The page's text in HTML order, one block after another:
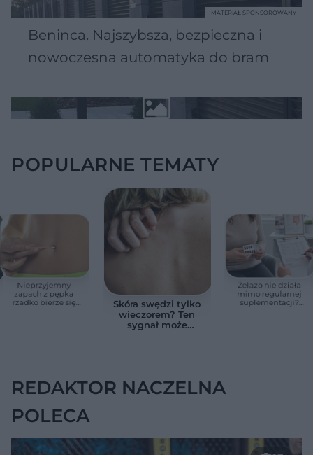
Beninca. Najszybsza, bezpieczna i
nowoczesna automatyka do bram
MATERIAŁ SPONSOROWANY
POPULARNE TEMATY
Nieprzyjemny
zapach z pępka
rzadko bierze się
Skóra swędzi tylko
wieczorem? Ten
sygnał może
Żelazo nie działa
mimo regularnej
suplementacji?
REDAKTOR NACZELNA
POLECA